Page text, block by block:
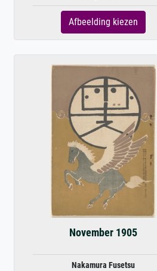
Afbeelding kiezen
November 1905
Nakamura Fusetsu